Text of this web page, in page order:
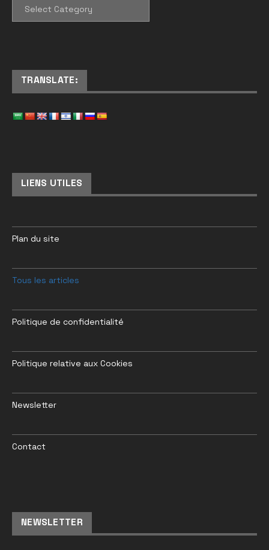
TRANSLATE:
LIENS UTILES
Plan du site
Tous les articles
Politique de confidentialité
Politique relative aux Cookies
Newsletter
Contact
NEWSLETTER